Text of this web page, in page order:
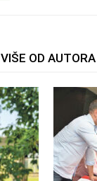
VIŠE OD AUTORA